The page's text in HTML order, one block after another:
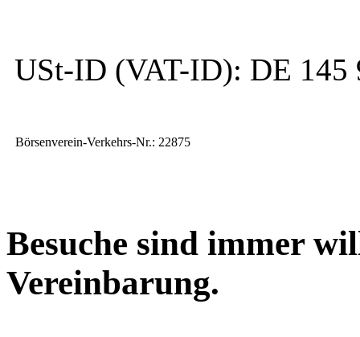
USt-ID (VAT-ID): DE 145
Börsenverein-Verkehrs-Nr.: 22875
Besuche sind immer
Vereinbarung.